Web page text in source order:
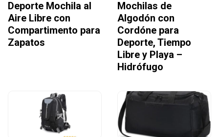
Deporte Mochila al
Aire Libre con
Compartimento para
Zapatos
Mochilas de
Algodón con
Cordóne para
Deporte, Tiempo
Libre y Playa –
Hidrófugo